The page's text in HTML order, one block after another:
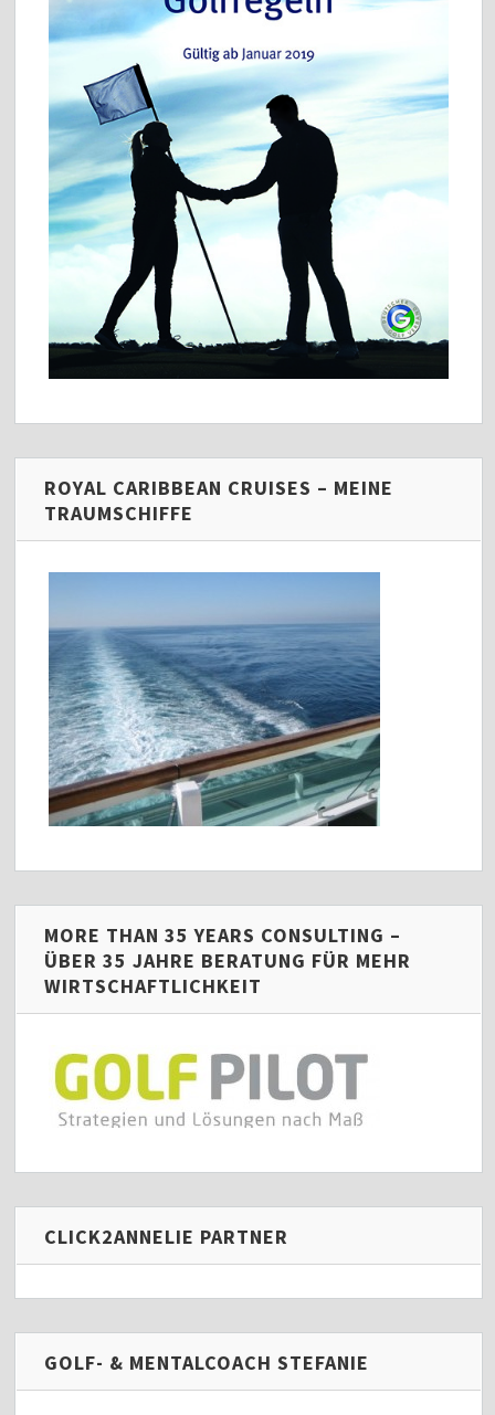
ROYAL CARIBBEAN CRUISES – MEINE
TRAUMSCHIFFE
MORE THAN 35 YEARS CONSULTING –
ÜBER 35 JAHRE BERATUNG FÜR MEHR
WIRTSCHAFTLICHKEIT
CLICK2ANNELIE PARTNER
GOLF- & MENTALCOACH STEFANIE